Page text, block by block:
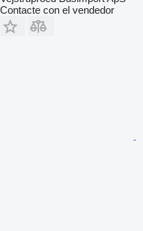
Contacte con el vendedor